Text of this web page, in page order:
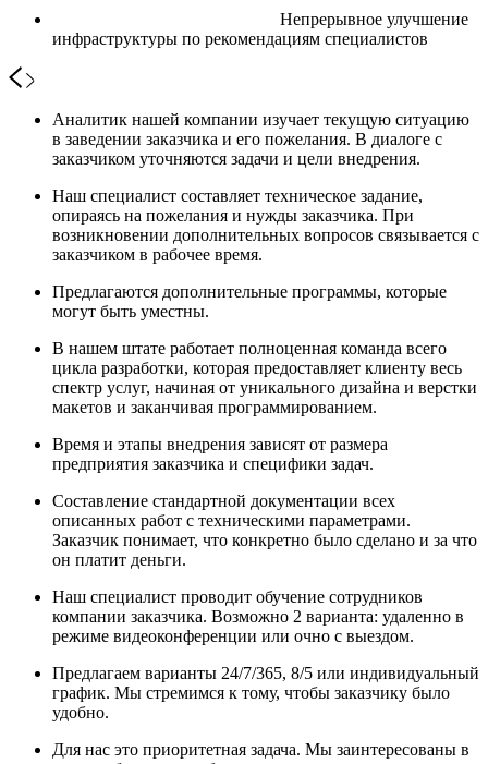
Непрерывное улучшение
инфраструктуры по рекомендациям специалистов
Аналитик нашей компании изучает текущую ситуацию
в заведении заказчика и его пожелания. В диалоге с
заказчиком уточняются задачи и цели внедрения.
Наш специалист составляет техническое задание,
опираясь на пожелания и нужды заказчика. При
возникновении дополнительных вопросов связывается с
заказчиком в рабочее время.
Предлагаются дополнительные программы, которые
могут быть уместны.
В нашем штате работает полноценная команда всего
цикла разработки, которая предоставляет клиенту весь
спектр услуг, начиная от уникального дизайна и верстки
макетов и заканчивая программированием.
Время и этапы внедрения зависят от размера
предприятия заказчика и специфики задач.
Составление стандартной документации всех
описанных работ с техническими параметрами.
Заказчик понимает, что конкретно было сделано и за что
он платит деньги.
Наш специалист проводит обучение сотрудников
компании заказчика. Возможно 2 варианта: удаленно в
режиме видеоконференции или очно с выездом.
Предлагаем варианты 24/7/365, 8/5 или индивидуальный
график. Мы стремимся к тому, чтобы заказчику было
удобно.
Для нас это приоритетная задача. Мы заинтересованы в